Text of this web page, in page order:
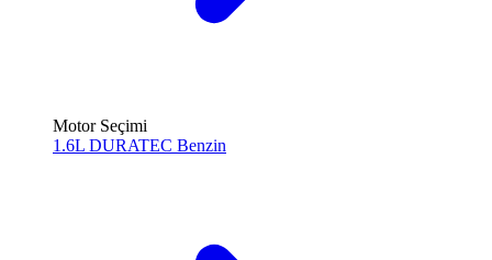
Motor Seçimi
1.6L DURATEC Benzin